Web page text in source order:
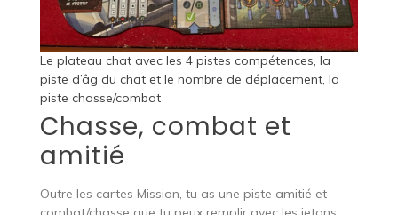
Le plateau chat avec les 4 pistes compétences, la
piste d’âg du chat et le nombre de déplacement, la
piste chasse/combat
Chasse, combat et
amitié
Outre les cartes Mission, tu as une piste amitié et